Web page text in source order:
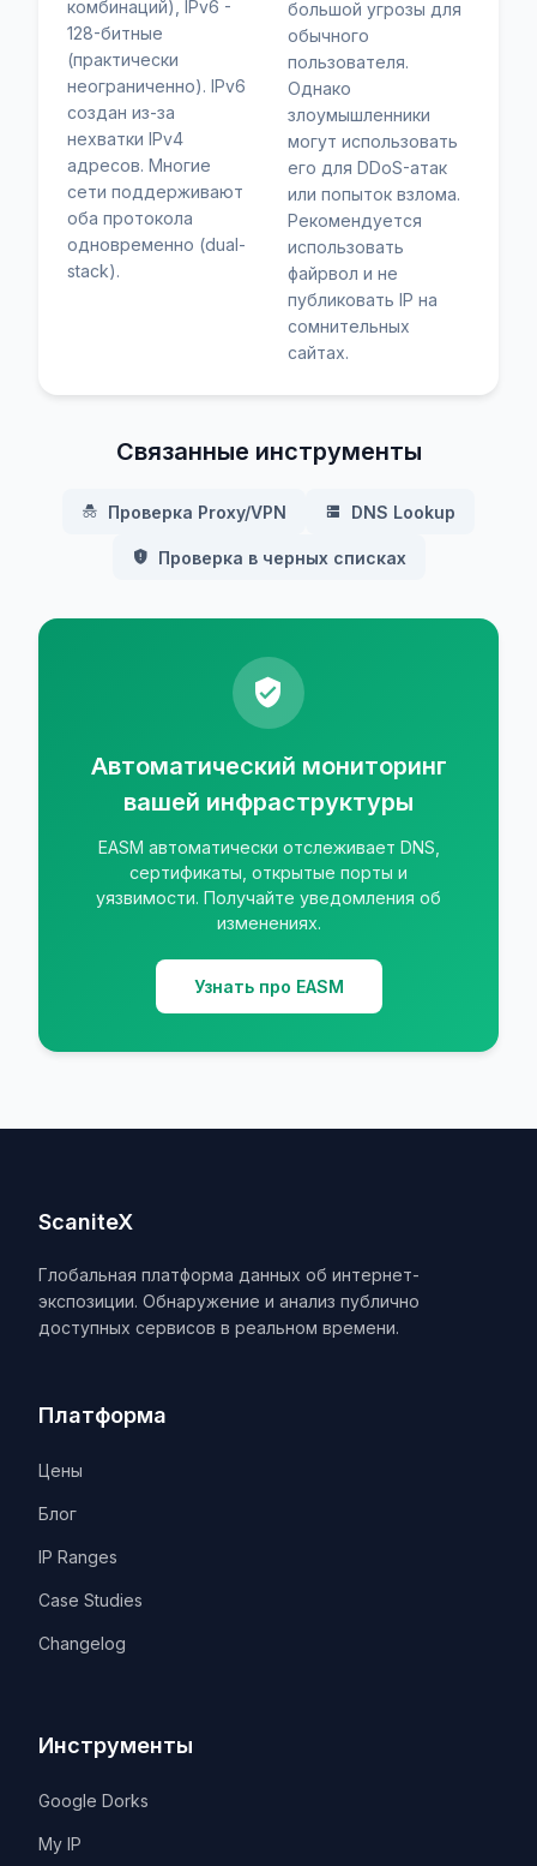
комбинаций), IPv6 -
128-битные
(практически
неограниченно). IPv6
создан из-за
нехватки IPv4
адресов. Многие
сети поддерживают
оба протокола
одновременно (dual-
stack).
большой угрозы для
обычного
пользователя.
Однако
злоумышленники
могут использовать
его для DDoS-атак
или попыток взлома.
Рекомендуется
использовать
файрвол и не
публиковать IP на
сомнительных
сайтах.
Связанные инструменты
Проверка Proxy/VPN DNS Lookup
Проверка в черных списках
Автоматический мониторинг
вашей инфраструктуры
EASM автоматически отслеживает DNS,
сертификаты, открытые порты и
уязвимости. Получайте уведомления об
изменениях.
Узнать про EASM
ScaniteX
Глобальная платформа данных об интернет-
экспозиции. Обнаружение и анализ публично
доступных сервисов в реальном времени.
Платформа
Цены
Блог
IP Ranges
Case Studies
Changelog
Инструменты
Google Dorks
My IP